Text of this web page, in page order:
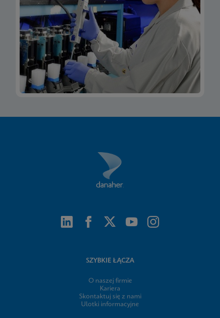
SZYBKIE ŁĄCZA
O naszej firmie
Kariera
Skontaktuj się z nami
Ulotki informacyjne